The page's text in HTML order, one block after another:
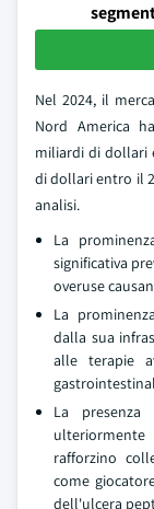
Nel 2024, il
Nord America
miliardi di dollari
di dollari entro il
analisi.
La
significativa
overuse
La
dalla sua
alle terapie
La presenza
rafforzino
come
dell'ulcera